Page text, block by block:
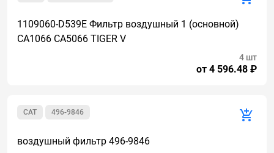
1109060-D539E Фильтр воздушный 1 (основной)
CA1066 CA5066 TIGER V
от 4 596.48 ₽
4 шт
496-9846
CAT
воздушный фильтр 496-9846